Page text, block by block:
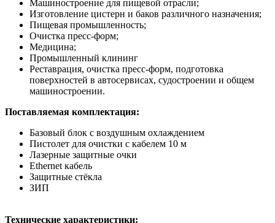
Машиностроение для пищевой отрасли;
Изготовление цистерн и баков различного назначения;
Пищевая промышленность;
Очистка пресс-форм;
Медицина;
Промышленный клининг
Реставрация, очистка пресс-форм, подготовка
поверхностей в автосервисах, судостроении и общем
машиностроении.
Поставляемая комплектация:
Базовый блок с воздушным охлаждением
Пистолет для очистки с кабелем 10 м
Лазерные защитные очки
Ethernet кабель
Защитные стёкла
ЗИП
Технические характеристики: